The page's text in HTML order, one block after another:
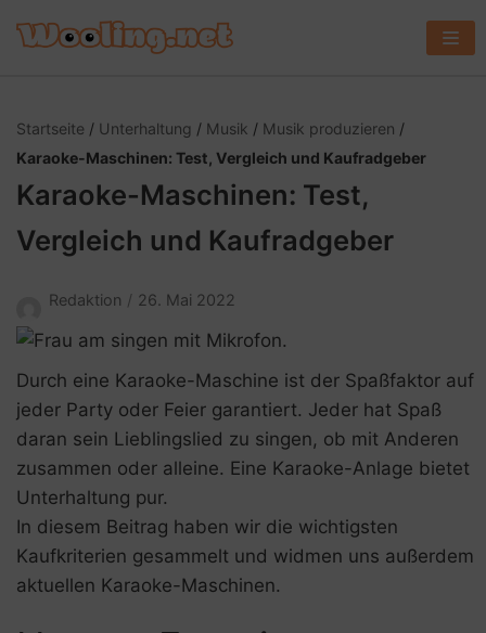
Z
u
a
l
r
i
n
g
e
n
Startseite / Unterhaltung / Musik / Musik produzieren /
Karaoke-Maschinen: Test, Vergleich und Kaufradgeber
Karaoke-Maschinen: Test,
Vergleich und Kaufradgeber
Redaktion 26. Mai 2022
Durch eine Karaoke-Maschine ist der Spaßfaktor auf
jeder Party oder Feier garantiert. Jeder hat Spaß
daran sein Lieblingslied zu singen, ob mit Anderen
zusammen oder alleine. Eine Karaoke-Anlage bietet
Unterhaltung pur.
In diesem Beitrag haben wir die wichtigsten
Kaufkriterien gesammelt und widmen uns außerdem
aktuellen Karaoke-Maschinen.